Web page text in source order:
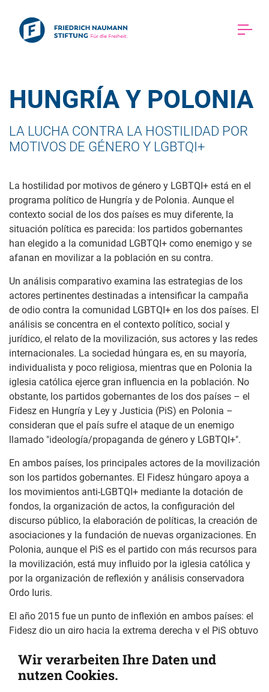
HUNGRÍA Y POLONIA
LA LUCHA CONTRA LA HOSTILIDAD POR
MOTIVOS DE GÉNERO Y LGBTQI+
La hostilidad por motivos de género y LGBTQI+ está en el
programa político de Hungría y de Polonia. Aunque el
contexto social de los dos países es muy diferente, la
situación política es parecida: los partidos gobernantes
han elegido a la comunidad LGBTQI+ como enemigo y se
afanan en movilizar a la población en su contra.
Un análisis comparativo examina las estrategias de los
actores pertinentes destinadas a intensificar la campaña
de odio contra la comunidad LGBTQI+ en los dos países. El
análisis se concentra en el contexto político, social y
jurídico, el relato de la movilización, sus actores y las redes
internacionales. La sociedad húngara es, en su mayoría,
individualista y poco religiosa, mientras que en Polonia la
iglesia católica ejerce gran influencia en la población. No
obstante, los partidos gobernantes de los dos países – el
Fidesz en Hungría y Ley y Justicia (PiS) en Polonia –
consideran que el país sufre el ataque de un enemigo
llamado "ideología/propaganda de género y LGBTQI+".
En ambos países, los principales actores de la movilización
son los partidos gobernantes. El Fidesz húngaro apoya a
los movimientos anti-LGBTQI+ mediante la dotación de
fondos, la organización de actos, la configuración del
discurso público, la elaboración de políticas, la creación de
asociaciones y la fundación de nuevas organizaciones. En
Polonia, aunque el PiS es el partido con más recursos para
la movilización, está muy influido por la iglesia católica y
por la organización de reflexión y análisis conservadora
Ordo Iuris.
El año 2015 fue un punto de inflexión en ambos países: el
Fidesz dio un giro hacia la extrema derecha y el PiS obtuvo
colectivo LGBTQI+, los dos países son igual de restrictivos
a la hora de limitar la adopción por personas del mismo
Wir verarbeiten Ihre Daten und
nutzen Cookies.